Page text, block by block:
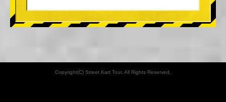
Copyright(C) Street Kart Tour. All Rights Reserved.